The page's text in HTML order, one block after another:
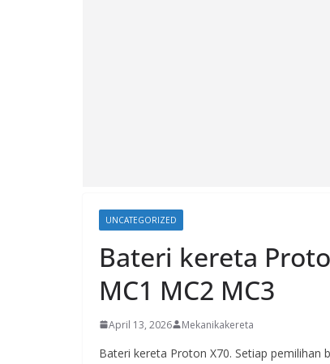
UNCATEGORIZED
Bateri kereta
MC1 MC2 MC3
April 13, 2026 Mekanikakereta
Bateri kereta Proton X70. Setiap